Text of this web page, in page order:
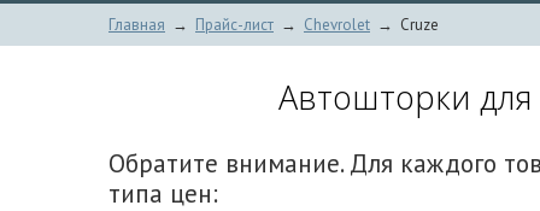
Главная → Прайс-лист → Chevrolet → Cruze
Автошторки для
Обратите внимание. Для каждого
типа цен: